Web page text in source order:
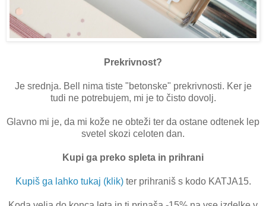
Prekrivnost?
Je srednja. Bell nima tiste "betonske" prekrivnosti. Ker je
tudi ne potrebujem, mi je to čisto dovolj.
Glavno mi je, da mi kože ne obteži ter da ostane odtenek lep
svetel skozi celoten dan.
Kupi ga preko spleta in prihrani
Kupiš ga lahko tukaj (klik)ter prihraniš s kodo KATJA15.